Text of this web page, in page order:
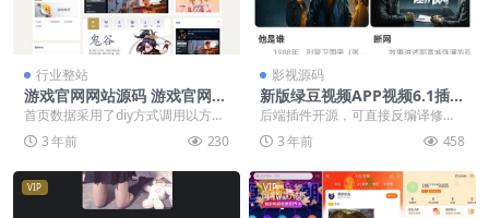
行业整站
游戏官网网站源码 游戏官网模
版源码 远征游戏官网模版源码
可兼容各大主流浏览器
首页数据采用了diy方式调用以方便
站长编辑。网站模板风格简约大
气，可兼容各打主流...
3 年前 230
影视源码
新版绿豆视频APP视频6.1插件
版反编译指南及教程
后端插件开源，可直接反编译修改
方便，免授权 对接苹果CMS,自定义
DIY页面布局...
3 年前 458
VIP VIP